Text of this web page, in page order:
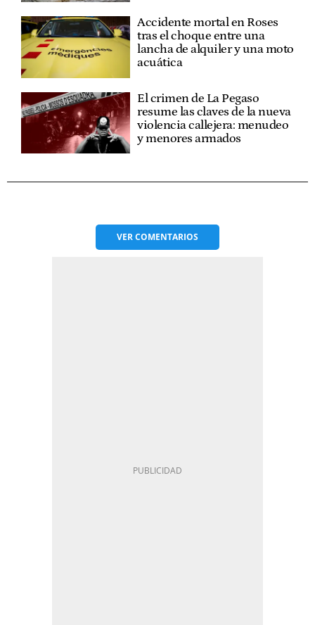
Accidente mortal en Roses
tras el choque entre una
lancha de alquiler y una moto
acuática
El crimen de La Pegaso
resume las claves de la nueva
violencia callejera: menudeo
y menores armados
VERCOMENTARIOS